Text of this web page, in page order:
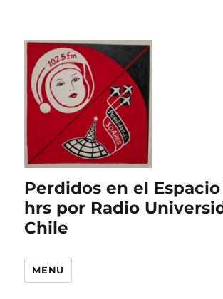
Perdidos en el
hrs por Radio
Chile
MENU